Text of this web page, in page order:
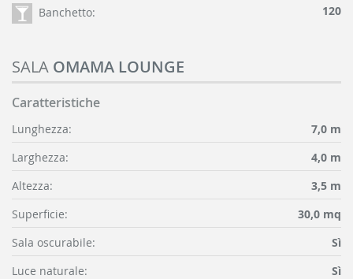
Banchetto: 120
SALA OMAMA LOUNGE
Caratteristiche
Lunghezza:
7,0 m
Larghezza:
4,0 m
Altezza:
3,5 m
Superficie:
30,0 mq
Sala oscurabile:
Sì
Luce naturale:
Sì